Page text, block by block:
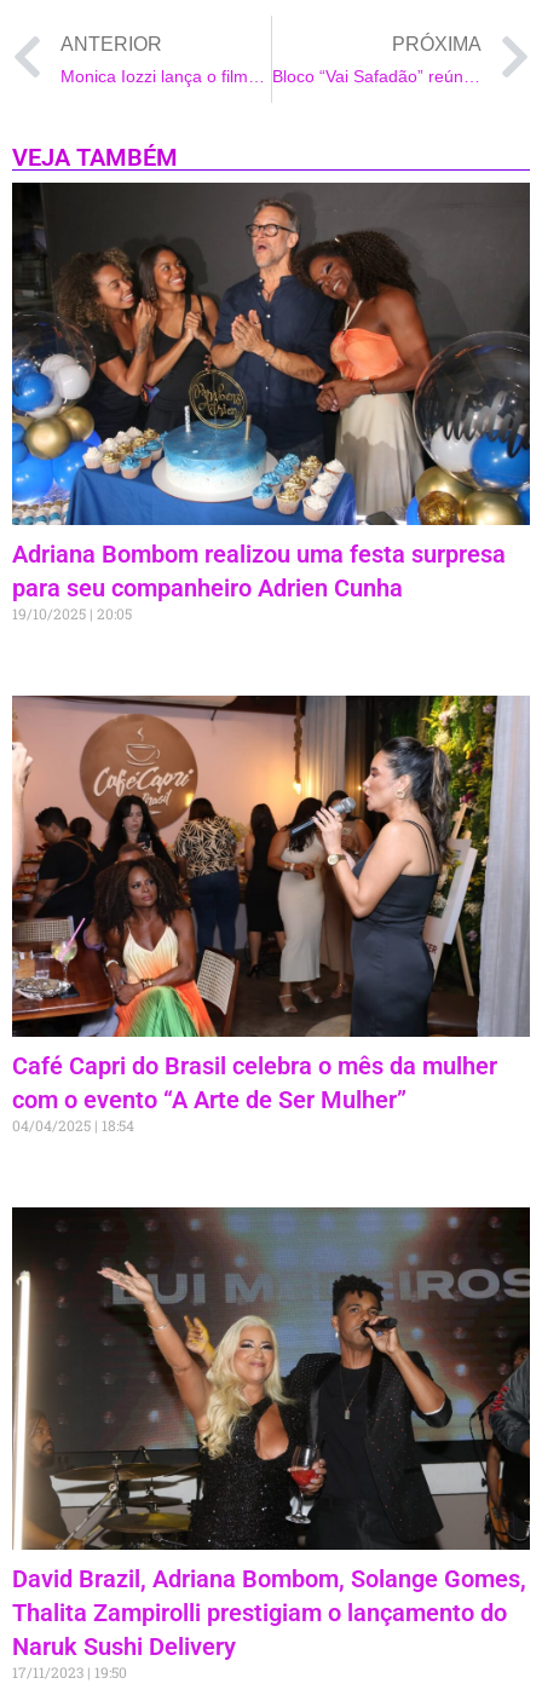
ANTERIOR PRÓXIMA
VEJA TAMBÉM
Adriana Bombom realizou uma festa surpresa
para seu companheiro Adrien Cunha
19/10/2025 20:05
Café Capri do Brasil celebra o mês da mulher
com o evento “A Arte de Ser Mulher”
04/04/2025 18:54
David Brazil, Adriana Bombom, Solange Gomes,
Thalita Zampirolli prestigiam o lançamento do
Naruk Sushi Delivery
17/11/2023 19:50